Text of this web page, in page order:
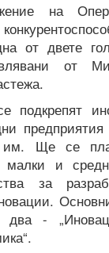
на
от двете
от
подкрепят
им. Ще се
малки и
за
два -